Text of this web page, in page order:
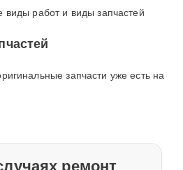
виды работ и виды запчастей
запчасти уже есть на
ремонт